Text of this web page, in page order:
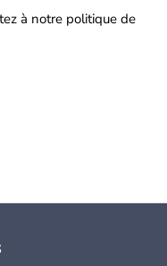
à notre politique de